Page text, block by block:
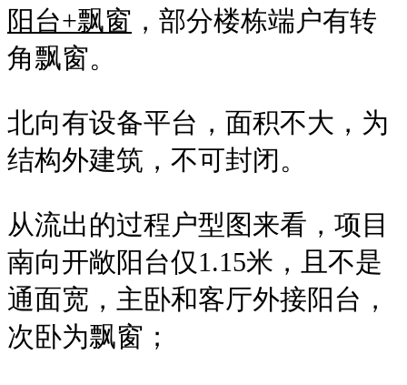
阳台+飘窗 ，部分楼栋端户有转
角飘窗。
北向有设备平台，面积不大，为
结构外建筑，不可封闭。
从流出的过程户型图来看，项目
南向开敞阳台仅1.15米，且不是
通面宽，主卧和客厅外接阳台，
次卧为飘窗；